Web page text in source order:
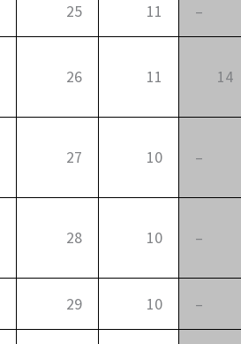
25 11 –
26 11 14
27 10 –
28 10 –
29 10 –